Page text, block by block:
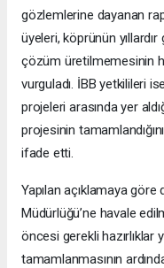
gözlemlerine dayanan
üyeleri, köprünün
çözüm üretilmemesinin
vurguladı. İBB yetkilileri
projeleri arasında yer
projesinin
ifade etti.
Yapılan açıklamaya göre
Müdürlüğü’ne havale
öncesi gerekli hazırlıklar
tamamlanmasının